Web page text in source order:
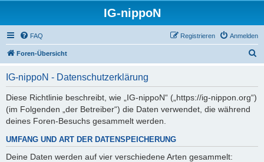
IG-nippoN
FAQ Anmelden
Registrieren
Foren-Übersicht
IG-nippoN - Datenschutzerklärung
Diese Richtlinie beschreibt, wie „IG-nippoN“ („https://ig-nippon.org“)
(im Folgenden „der Betreiber“) die Daten verwendet, die während
deines Foren-Besuchs gesammelt werden.
UMFANG UND ART DER DATENSPEICHERUNG
Deine Daten werden auf vier verschiedene Arten gesammelt: